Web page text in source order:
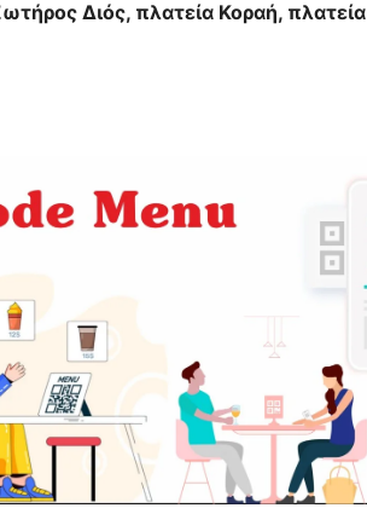
Διός, πλατεία Κοραή, πλατεία